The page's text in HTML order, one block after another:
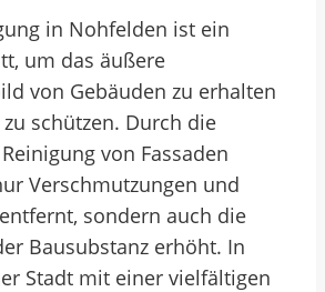
in Nohfelden ist ein
um das äußere
von Gebäuden zu erhalten
schützen. Durch die
von Fassaden
Verschmutzungen und
sondern auch die
Bausubstanz erhöht. In
Stadt mit einer vielfältigen